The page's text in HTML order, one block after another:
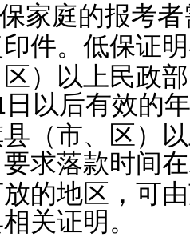
家庭的报考
件。低保证
）以上民政
日以后有效的
（市、区）
求落款时间在
的地区，可
关证明。